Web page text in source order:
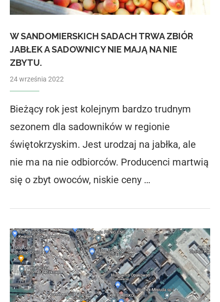
W SANDOMIERSKICH SADACH TRWA ZBIÓR
JABŁEK A SADOWNICY NIE MAJĄ NA NIE
ZBYTU.
24 września 2022
Bieżący rok jest kolejnym bardzo trudnym
sezonem dla sadowników w regionie
świętokrzyskim. Jest urodzaj na jabłka, ale
nie ma na nie odbiorców. Producenci martwią
się o zbyt owoców, niskie ceny …